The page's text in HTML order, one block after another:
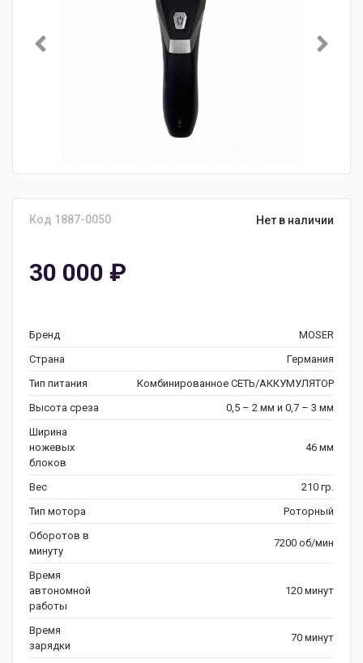
Код 1887-0050 Нет в наличии
30 000 ₽
Бренд
MOSER
Страна
Германия
Тип питания
Комбинированное СЕТЬ/АККУМУЛЯТОР
Высота среза
0,5 – 2 мм и 0,7 – 3 мм
Ширина
ножевых
блоков
46 мм
Вес
210 гр.
Тип мотора
Роторный
Оборотов в
минуту
7200 об/мин
Время
автономной
работы
120 минут
Время
зарядки
70 минут